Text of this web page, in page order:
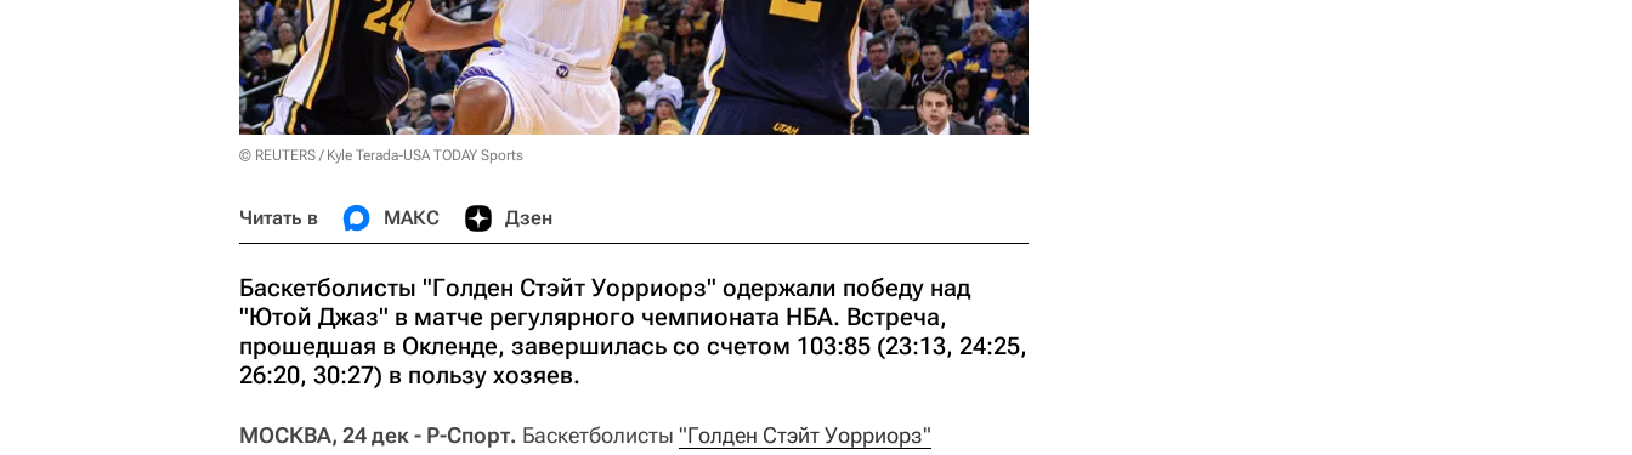
© REUTERS / Kyle Terada-USA TODAY Sports
Читать в МАКС Дзен
Баскетболисты "Голден Стэйт Уорриорз" одержали победу над
"Ютой Джаз" в матче регулярного чемпионата НБА. Встреча,
прошедшая в Окленде, завершилась со счетом 103:85 (23:13, 24:25,
26:20, 30:27) в пользу хозяев.
МОСКВА, 24 дек - Р-Спорт. Баскетболисты "Голден Стэйт Уорриорз"